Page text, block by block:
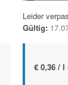
Leider
Gültig:
€ 0,36 / l